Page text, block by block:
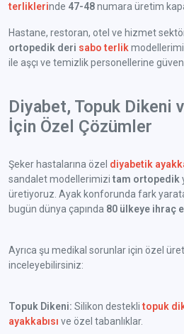
terliklerinde 47-48numara üretim
Hastane, restoran, otel ve hizmet
ortopedik deri sabo terlik
ile aşçı ve temizlik personellerine
Diyabet, Topuk Dikeni
İçin Özel Çözümler
Şeker hastalarına özel diyabetik
sandalet modellerimizi tam ortopedik
üretiyoruz. Ayak konforunda fark
bugün dünya çapında 80 ülkeye ihraç
Ayrıca şu medikal sorunlar için özel
inceleyebilirsiniz:
Topuk Dikeni: Silikon desteklitopuk
ayakkabısı ve özel tabanlıklar.